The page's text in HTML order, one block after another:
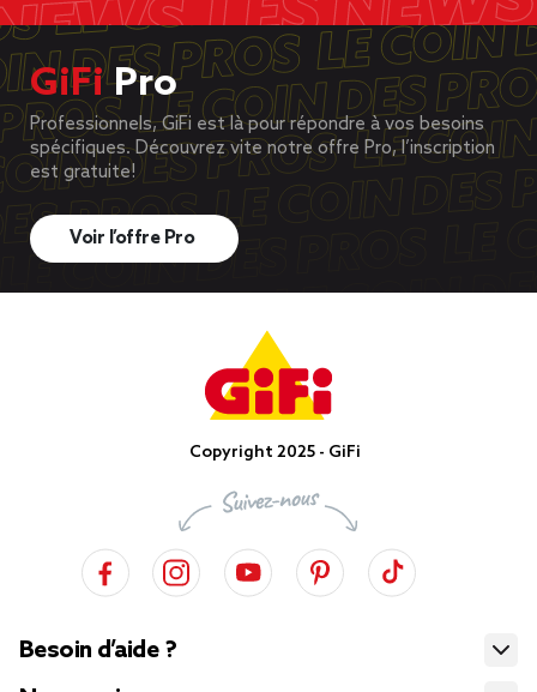
GiFiPro
Professionnels, GiFi est là pour répondre à vos besoins
spécifiques. Découvrez vite notre offre Pro, l’inscription
est gratuite!
Voir l’offre Pro
Copyright 2025 - GiFi
Besoin d’aide ?